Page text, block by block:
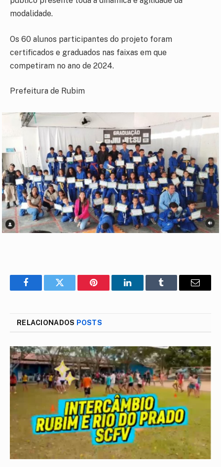
modalidade.
Os 60 alunos participantes do projeto foram
certificados e graduados nas faixas em que
competiram no ano de 2024.
Prefeitura de Rubim
FacebookTwitter Pinterest LinkedInTumblr
E-
RELACIONADOS POSTS